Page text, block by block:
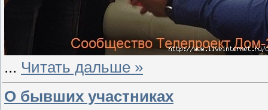
... Читать дальше »
О бывших участниках